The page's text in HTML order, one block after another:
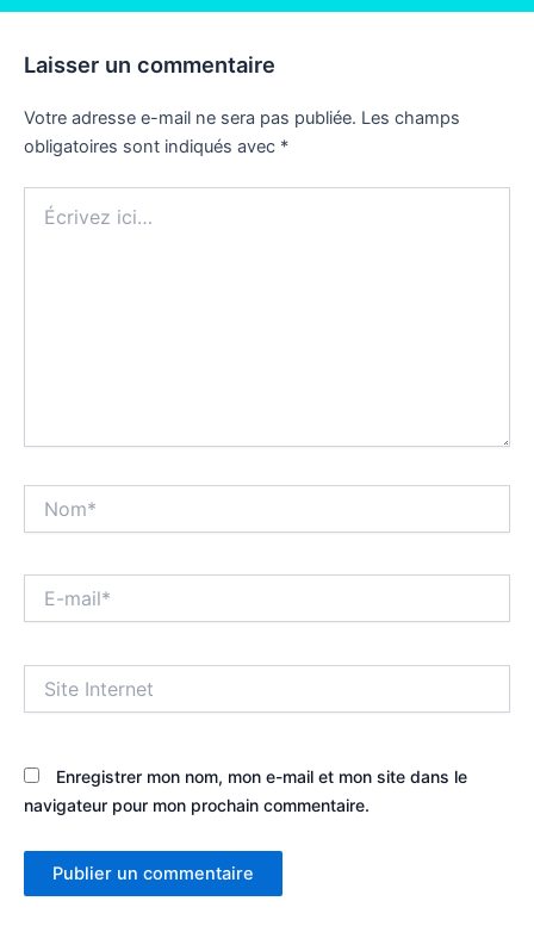
Laisser un commentaire
Votre adresse e-mail ne sera pas publiée. Les champs
obligatoires sont indiqués avec *
ici…
mail*
Internet
Enregistrer mon nom, mon e-mail et mon site dans le
navigateur pour mon prochain commentaire.